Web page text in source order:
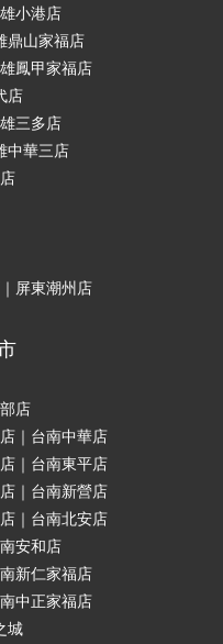
小港店
鼎山家福店
鳳甲家福店
店
三多店
中華三店
屏東潮州店
店
｜台南中華店
｜台南東平店
｜台南新營店
｜台南北安店
安和店
新仁家福店
中正家福店
城